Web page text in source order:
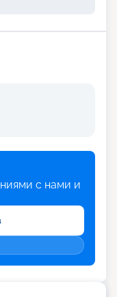
с нами и